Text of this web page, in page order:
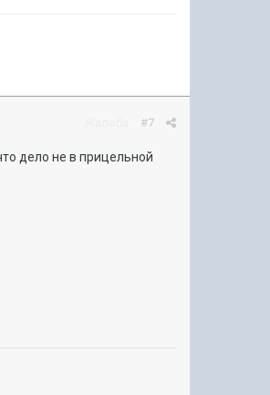
#7
дело не в прицельной